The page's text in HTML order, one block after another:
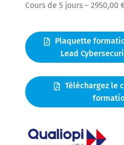
Cours de 5 jours – 2950,00
Plaquette
Lead
Téléchargez le